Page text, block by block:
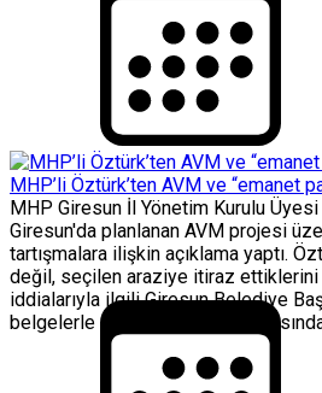
MHP’li Öztürk’ten AVM ve “emanet
MHP Giresun İl Yönetim Kurulu
Giresun'da planlanan AVM projesi
tartışmalara ilişkin açıklama yaptı.
değil, seçilen araziye itiraz ettiklerini
iddialarıyla ilgili Giresun Belediye
belgelerle açıklama yapma